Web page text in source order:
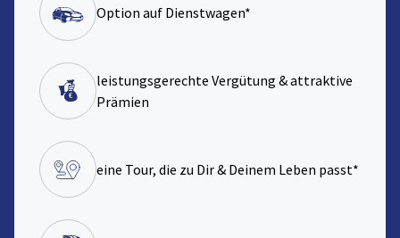
Option auf Dienstwagen*
leistungsgerechte Vergütung & attraktive
Prämien
eine Tour, die zu Dir & Deinem Leben passt*